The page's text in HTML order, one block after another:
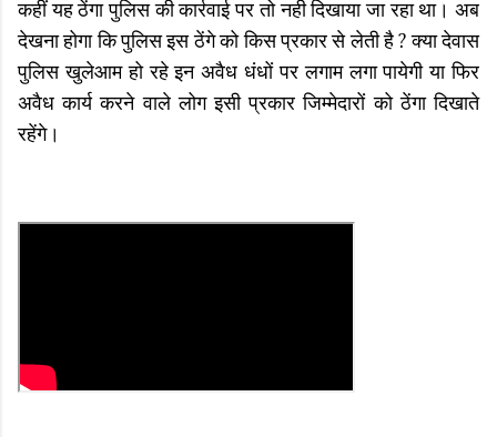
कहीं यह ठेंगा पुलिस की कार्रवाई पर तो नही दिखाया जा रहा था। अब
देखना होगा कि पुलिस इस ठेंगे को किस प्रकार से लेती है ? क्या देवास
पुलिस खुलेआम हो रहे इन अवैध धंधों पर लगाम लगा पायेगी या फिर
अवैध कार्य करने वाले लोग इसी प्रकार जिम्मेदारों को ठेंगा दिखाते
रहेंगे।